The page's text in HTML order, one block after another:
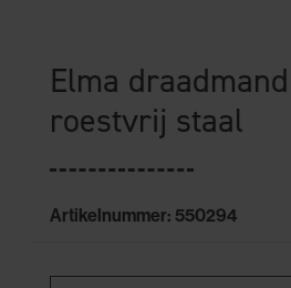
Elma
roestvrij staal
Artikelnummer: 550294